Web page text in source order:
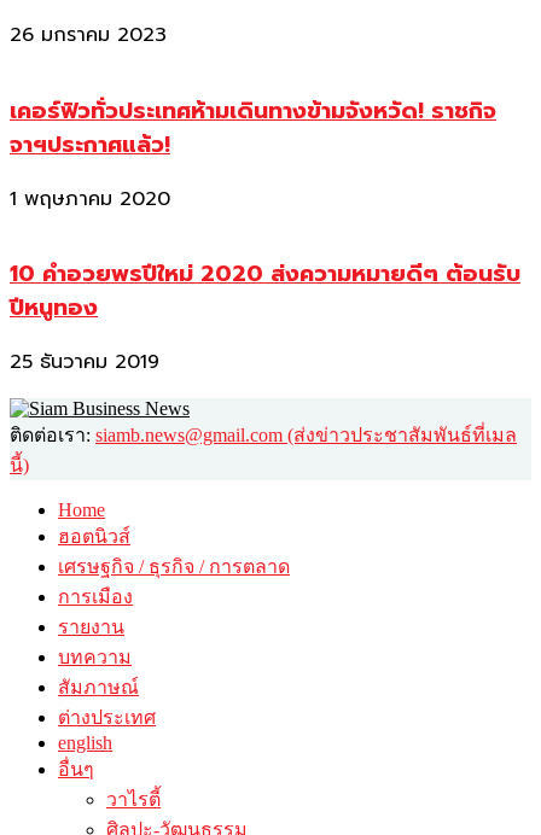
26 มกราคม 2023
เคอร์ฟิวทั่วประเทศห้ามเดินทางข้ามจังหวัด! ราชกิจ
จาฯประกาศแล้ว!
1 พฤษภาคม 2020
10 คำอวยพรปีใหม่ 2020 ส่งความหมายดีๆ ต้อนรับ
ปีหนูทอง
25 ธันวาคม 2019
ติดต่อเรา: siamb.news@gmail.com (ส่งข่าวประชาสัมพันธ์ที่เมล
นี้)
Home
ฮอตนิวส์
เศรษฐกิจ / ธุรกิจ / การตลาด
การเมือง
รายงาน
บทความ
สัมภาษณ์
ต่างประเทศ
english
อื่นๆ
วาไรตี้
ศิลปะ-วัฒนธรรม